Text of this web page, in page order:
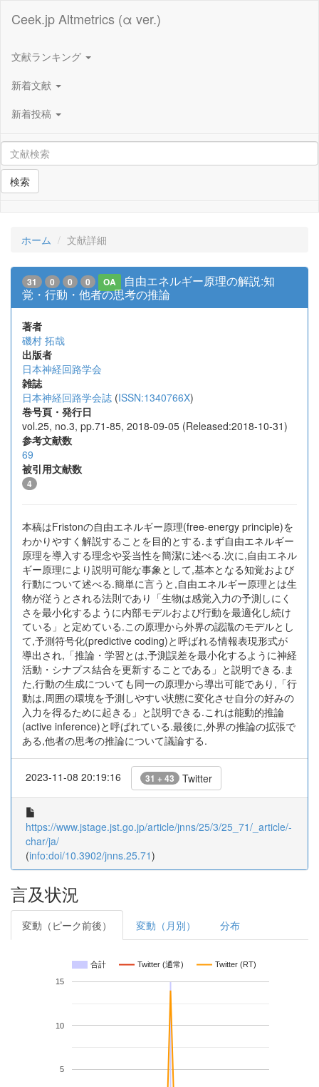
Ceek.jp Altmetrics (α ver.)
文献ランキング
新着文献
新着投稿
検索
ホーム 文献詳細
31 0 0 0 OA
自由エネルギー原理の解説:知
覚・行動・他者の思考の推論
著者
磯村 拓哉
出版者
日本神経回路学会
雑誌
日本神経回路学会誌 (ISSN:1340766X)
巻号頁・発行日
vol.25, no.3, pp.71-85, 2018-09-05 (Released:2018-10-31)
参考文献数
69
被引用文献数
4
本稿はFristonの自由エネルギー原理(free-energy principle)を
わかりやすく解説することを目的とする.まず自由エネルギー
原理を導入する理念や妥当性を簡潔に述べる.次に,自由エネル
ギー原理により説明可能な事象として,基本となる知覚および
行動について述べる.簡単に言うと,自由エネルギー原理とは生
物が従うとされる法則であり「生物は感覚入力の予測しにく
さを最小化するように内部モデルおよび行動を最適化し続け
ている」と定めている.この原理から外界の認識のモデルとし
て,予測符号化(predictive coding)と呼ばれる情報表現形式が
導出され,「推論・学習とは,予測誤差を最小化するように神経
活動・シナプス結合を更新することである」と説明できる.ま
た,行動の生成についても同一の原理から導出可能であり,「行
動は,周囲の環境を予測しやすい状態に変化させ自分の好みの
入力を得るために起きる」と説明できる.これは能動的推論
(active inference)と呼ばれている.最後に,外界の推論の拡張で
ある,他者の思考の推論について議論する.
2023-11-08 20:19:16 31 + 43 Twitter
https://www.jstage.jst.go.jp/article/jnns/25/3/25_71/_article/-
char/ja/
(info:doi/10.3902/jnns.25.71)
言及状況
変動（ピーク前後） 変動（月別） 分布
合計 Twitter (通常) Twitter (RT)
5
10
15